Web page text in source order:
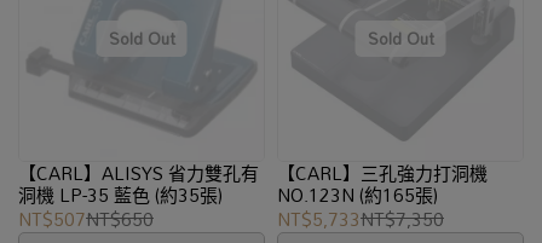
【CARL】ALISYS 省力雙孔有
洞機 LP-35 藍色 (約35張)
NT$507NT$650
【CARL】三孔強力打洞機
NO.123N (約165張)
NT$5,733NT$7,350